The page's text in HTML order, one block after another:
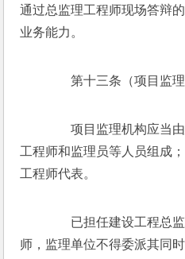
通过总监理工程师现场答辩
业务能力。
第十三条（项目监理
项目监理机构应当由
工程师和监理员等人员组成
工程师代表。
已担任建设工程总监
师，监理单位不得委派其同